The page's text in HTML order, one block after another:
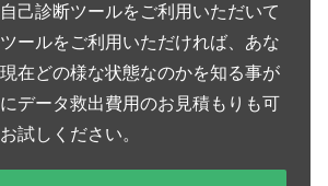
己診断ツールをご利用いただいて
ールをご利用いただければ、あな
在どの様な状態なのかを知る事が
データ救出費用のお見積もりも可
試しください。